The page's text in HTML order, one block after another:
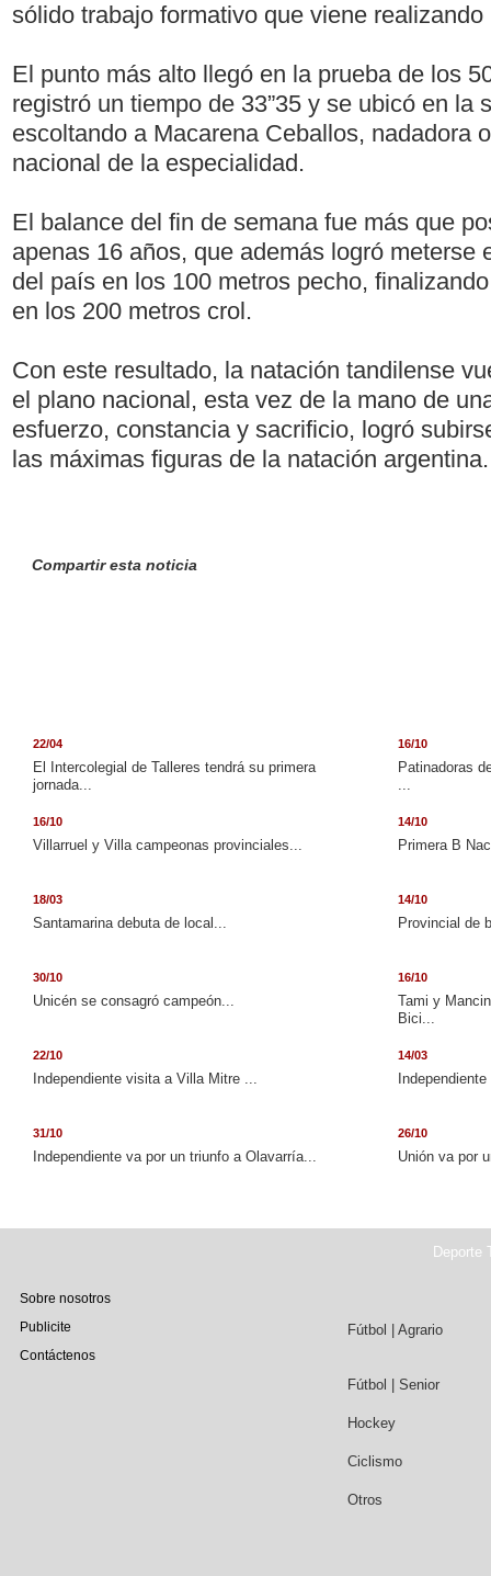
sólido trabajo formativo que viene
El punto más alto llegó en la prueba de los
registró un tiempo de 33”35 y se ubicó en la
escoltando a Macarena Ceballos, nadadora
nacional de la especialidad.
El balance del fin de semana fue más que
apenas 16 años, que además logró meterse
del país en los 100 metros pecho,
en los 200 metros crol.
Con este resultado, la natación tandilense
el plano nacional, esta vez de la mano de
esfuerzo, constancia y sacrificio, logró
las máximas figuras de la natación argentina.
Compartir esta noticia
22/04
El Intercolegial de Talleres tendrá su primera
jornada...
16/10
Patinadoras
...
16/10
Villarruel y Villa campeonas provinciales...
14/10
Primera B
18/03
Santamarina debuta de local...
14/10
Provincial de
30/10
Unicén se consagró campeón...
16/10
Tami y
Bici...
22/10
Independiente visita a Villa Mitre ...
14/03
31/10
Independiente va por un triunfo a Olavarría...
26/10
Unión va por
Deporte
Sobre nosotros
Publicite
Contáctenos
Fútbol | Agrario
Fútbol | Senior
Hockey
Ciclismo
Otros